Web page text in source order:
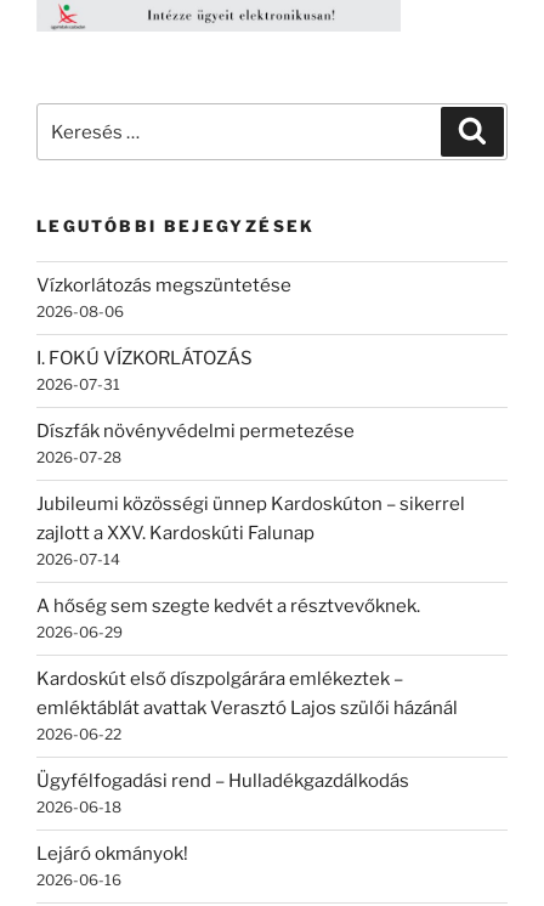
LEGUTÓBBI BEJEGYZÉSEK
Vízkorlátozás megszüntetése
2026-08-06
I. FOKÚ VÍZKORLÁTOZÁS
2026-07-31
Díszfák növényvédelmi permetezése
2026-07-28
Jubileumi közösségi ünnep Kardoskúton – sikerrel
zajlott a XXV. Kardoskúti Falunap
2026-07-14
A hőség sem szegte kedvét a résztvevőknek.
2026-06-29
Kardoskút első díszpolgárára emlékeztek –
emléktáblát avattak Verasztó Lajos szülői házánál
2026-06-22
Ügyfélfogadási rend – Hulladékgazdálkodás
2026-06-18
Lejáró okmányok!
2026-06-16